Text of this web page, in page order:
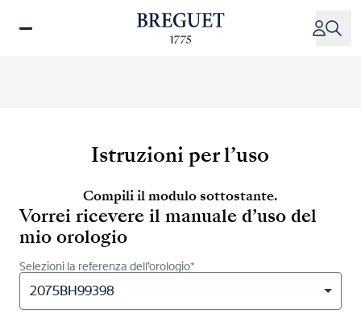
Istruzioni per l’uso
Compili il modulo sottostante.
Vorrei ricevere il manuale d’uso del
mio orologio
Selezioni la referenza dell’orologio*
2075BH99398